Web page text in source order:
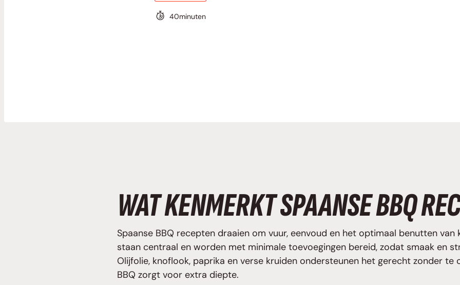
40minuten
WAT KENMERKT SPAANSE BBQ
Spaanse BBQ recepten draaien om vuur, eenvoud en het optimaal benutten van
staan centraal en worden met minimale toevoegingen bereid, zodat smaak en
Olijfolie, knoflook, paprika en verse kruiden ondersteunen het gerecht zonder te
BBQ zorgt voor extra diepte.